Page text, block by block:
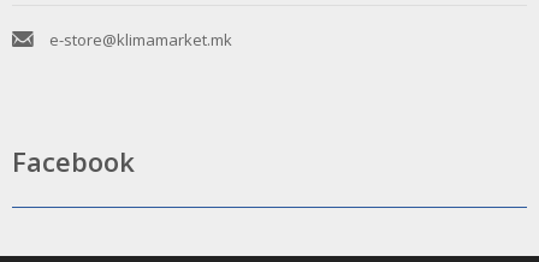
e-store@klimamarket.mk
Facebook